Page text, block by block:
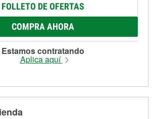
FOLLETO DE OFERTAS
COMPRA AHORA
Estamos contratando
Aplica aquí